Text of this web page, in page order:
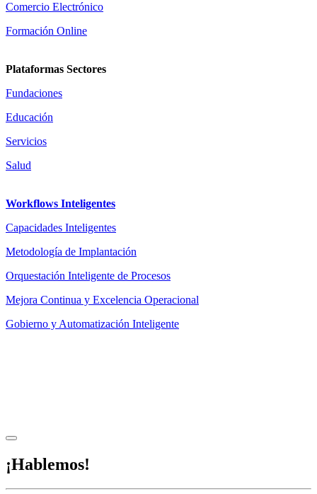
Comercio Electrónico
Formación Online
Plataformas Sectores
Fundaciones
Educación
Servicios
Salud
Workflows Inteligentes
Capacidades Inteligentes
Metodología de Implantación
Orquestación Inteligente de Procesos
Mejora Continua y Excelencia Operacional
Gobierno y Automatización Inteligente
¡Hablemos!